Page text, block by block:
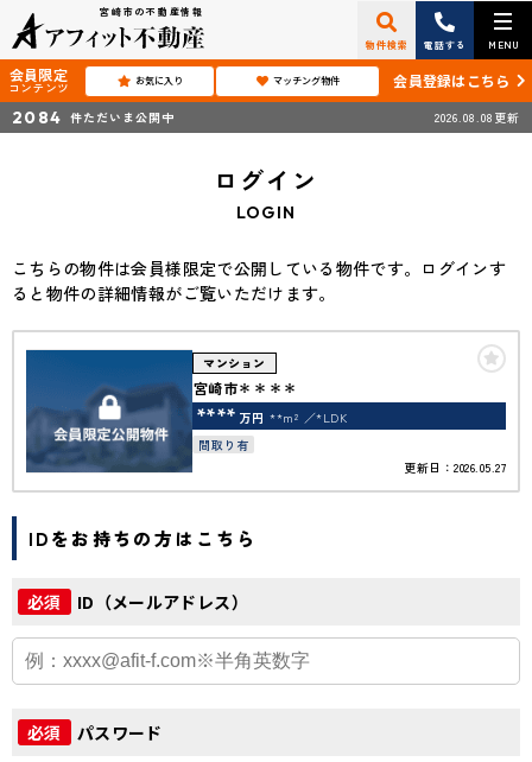
宮崎市の不動産情報
物件検索 電話する MENU
会員限定
コンテンツ お気に入り マッチング物件 会員登録はこちら
2084 件ただいま公開中 2026.08.08更新
ログイン
LOGIN
こちらの物件は会員様限定で公開している物件です。ログインす
ると物件の詳細情報がご覧いただけます。
マンション
宮崎市＊＊＊＊
**** 万円 **m²
*LDK
間取り有
更新日：2026.05.27
IDをお持ちの方はこちら
必須 ID（メールアドレス）
必須 パスワード